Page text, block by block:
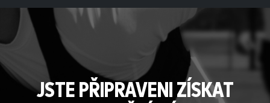
JSTE PŘIPRAVENI ZÍSKAT